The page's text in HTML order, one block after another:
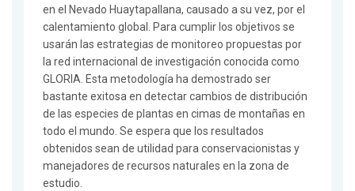
en el Nevado Huaytapallana, causado a su vez, por el
calentamiento global. Para cumplir los objetivos se
usarán las estrategias de monitoreo propuestas por
la red internacional de investigación conocida como
GLORIA. Esta metodología ha demostrado ser
bastante exitosa en detectar cambios de distribución
de las especies de plantas en cimas de montañas en
todo el mundo. Se espera que los resultados
obtenidos sean de utilidad para conservacionistas y
manejadores de recursos naturales en la zona de
estudio.